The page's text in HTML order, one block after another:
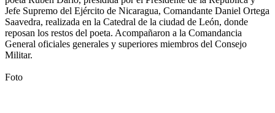
Jefe Supremo del Ejército de Nicaragua, Comandante Daniel Ortega
Saavedra, realizada en la Catedral de la ciudad de León, donde
reposan los restos del poeta. Acompañaron a la Comandancia
General oficiales generales y superiores miembros del Consejo
Militar.
Foto